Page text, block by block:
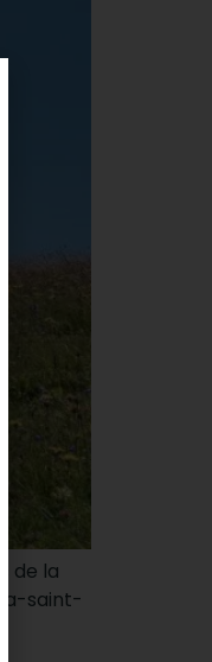
de la
saint-